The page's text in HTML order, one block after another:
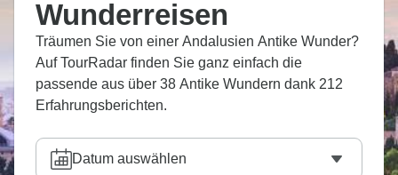
Wunderreisen
Träumen Sie von einer Andalusien Antike Wunder?
Auf TourRadar finden Sie ganz einfach die
passende aus über 38 Antike Wundern dank 212
Erfahrungsberichten.
Datum auswählen